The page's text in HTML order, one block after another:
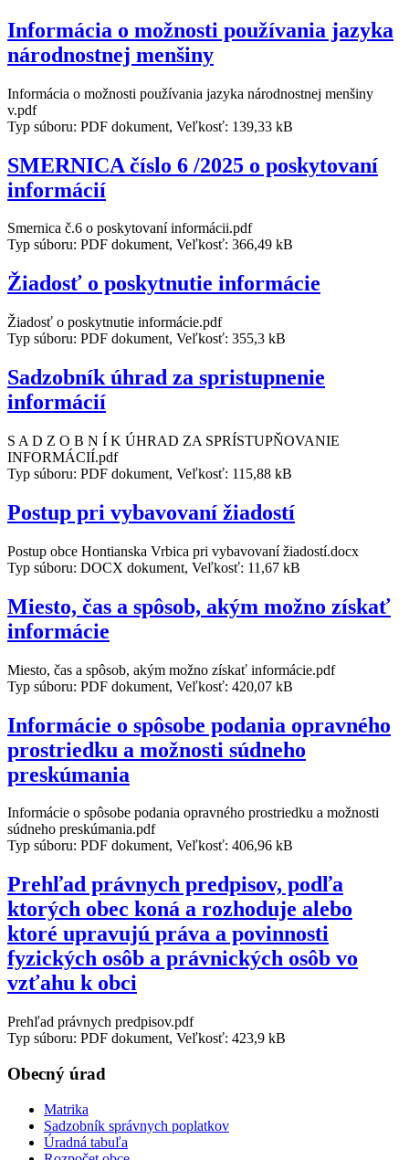
Informácia o možnosti používania jazyka
národnostnej menšiny
Informácia o možnosti používania jazyka národnostnej menšiny
v.pdf
Typ súboru: PDF dokument, Veľkosť: 139,33 kB
SMERNICA číslo 6 /2025 o poskytovaní
informácií
Smernica č.6 o poskytovaní informácii.pdf
Typ súboru: PDF dokument, Veľkosť: 366,49 kB
Žiadosť o poskytnutie informácie
Žiadosť o poskytnutie informácie.pdf
Typ súboru: PDF dokument, Veľkosť: 355,3 kB
Sadzobník úhrad za spristupnenie
informácií
S A D Z O B N Í K ÚHRAD ZA SPRÍSTUPŇOVANIE
INFORMÁCIÍ.pdf
Typ súboru: PDF dokument, Veľkosť: 115,88 kB
Postup pri vybavovaní žiadostí
Postup obce Hontianska Vrbica pri vybavovaní žiadostí.docx
Typ súboru: DOCX dokument, Veľkosť: 11,67 kB
Miesto, čas a spôsob, akým možno získať
informácie
Miesto, čas a spôsob, akým možno získať informácie.pdf
Typ súboru: PDF dokument, Veľkosť: 420,07 kB
Informácie o spôsobe podania opravného
prostriedku a možnosti súdneho
preskúmania
Informácie o spôsobe podania opravného prostriedku a možnosti
súdneho preskúmania.pdf
Typ súboru: PDF dokument, Veľkosť: 406,96 kB
Prehľad právnych predpisov, podľa
ktorých obec koná a rozhoduje alebo
ktoré upravujú práva a povinnosti
fyzických osôb a právnických osôb vo
vzťahu k obci
Prehľad právnych predpisov.pdf
Typ súboru: PDF dokument, Veľkosť: 423,9 kB
Obecný úrad
Matrika
Sadzobník správnych poplatkov
Úradná tabuľa